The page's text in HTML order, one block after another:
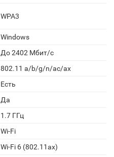
WPA3
Windows
До 2402 Мбит/с
802.11 a/b/g/n/ac/ax
Есть
Да
1.7 ГГц
Wi-Fi
Wi-Fi 6 (802.11ax)